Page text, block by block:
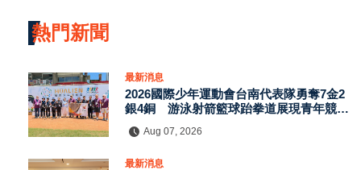
熱門新聞
最新消息
2026國際少年運動會台南代表隊勇奪7金2
銀4銅 游泳射箭籃球跆拳道展現青年競技
Aug 07, 2026
最新消息
訂閱